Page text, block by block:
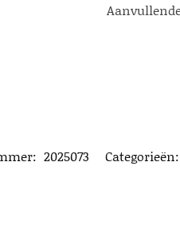
2025073 Categorieën: